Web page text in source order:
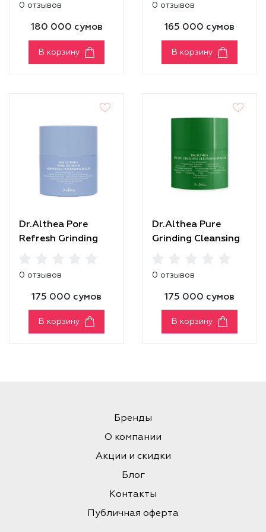
0 отзывов
180 000 сумов
В корзину
0 отзывов
165 000 сумов
В корзину
Dr.Althea Pore
Refresh Grinding
0 отзывов
175 000 сумов
В корзину
Dr.Althea Pure
Grinding Cleansing
0 отзывов
175 000 сумов
В корзину
Бренды
О компании
Акции и скидки
Блог
Контакты
Публичная оферта